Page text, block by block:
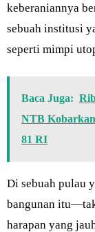
keberaniannya
sebuah institusi
seperti mimpi
Baca Juga:
NTB Kobarkan
81 RI
Di sebuah pulau
bangunan
harapan yang